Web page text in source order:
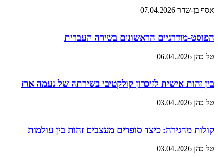
אסף בן-שחר 07.04.2026
הפוסט-מודרניים הראשונים בשירה העברית
טל כהן 06.04.2026
בין זהות אישית לזיכרון קולקטיבי בשירתה של נעמה ארז
טל כהן 03.04.2026
קולות מהגירה: כיצד סופרים מעצבים זהות בין עולמות
טל כהן 03.04.2026